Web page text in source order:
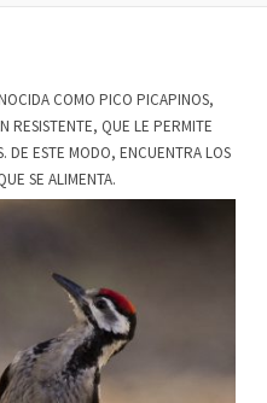
COMO PICO PICAPINOS,
RESISTENTE, QUE LE PERMITE
DE ESTE MODO, ENCUENTRA LOS
SE ALIMENTA.